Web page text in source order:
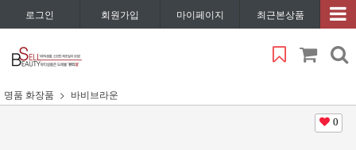
로그인 회원가입 마이페이지 최근본상품
명품 화장품 바비브라운
0